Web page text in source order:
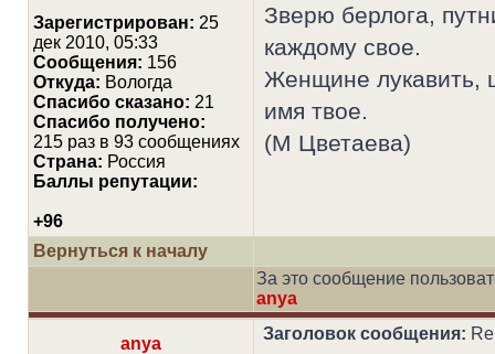
Зарегистрирован: 25
дек 2010, 05:33
Сообщения: 156
Откуда: Вологда
Cпасибо сказано: 21
Спасибо получено:
215 раз в 93 сообщениях
Страна: Россия
Баллы репутации:
+96
Зверю берлога,
каждому свое.
Женщине лукавить,
имя твое.
(М Цветаева)
Вернуться к началу
За это сообщение
anya
anya
Заголовок сообщения: